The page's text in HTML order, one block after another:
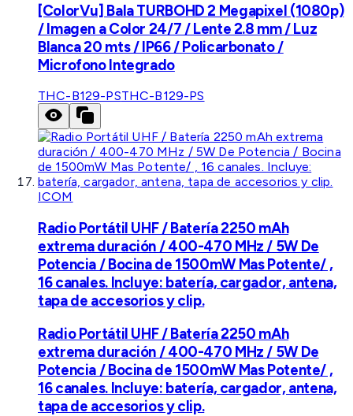
[ColorVu] Bala TURBOHD 2 Megapixel (1080p)
/ Imagen a Color 24/7 / Lente 2.8 mm / Luz
Blanca 20 mts / IP66 / Policarbonato /
Microfono Integrado
THC-B129-PSTHC-B129-PS
ICOM
Radio Portátil UHF / Batería 2250 mAh
extrema duración / 400-470 MHz / 5W De
Potencia / Bocina de 1500mW Mas Potente/ ,
16 canales. Incluye: batería, cargador, antena,
tapa de accesorios y clip.
Radio Portátil UHF / Batería 2250 mAh
extrema duración / 400-470 MHz / 5W De
Potencia / Bocina de 1500mW Mas Potente/ ,
16 canales. Incluye: batería, cargador, antena,
tapa de accesorios y clip.